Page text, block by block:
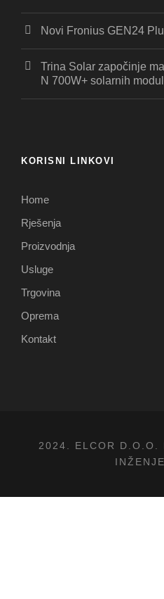
Novi Fronius GEN24
Trina Solar započinje
N 700W+ solarnih
KORISNI LINKOVI
Home
Rješenja
Proizvodnja
Usluge
Trgovina
Oprema
Kontakt
2024. ELCOR D.O.O.